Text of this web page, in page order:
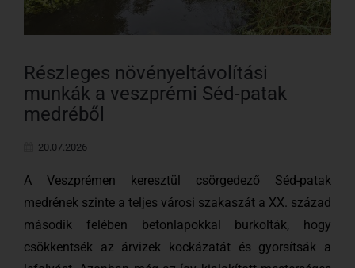
Részleges növényeltávolítási
munkák a veszprémi Séd-patak
medréből
20.07.2026
A Veszprémen keresztül csörgedező Séd-patak
medrének szinte a teljes városi szakaszát a XX. század
második felében betonlapokkal burkolták, hogy
csökkentsék az árvizek kockázatát és gyorsítsák a